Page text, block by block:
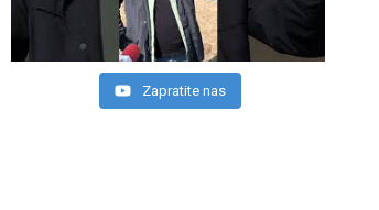
Zapratite nas